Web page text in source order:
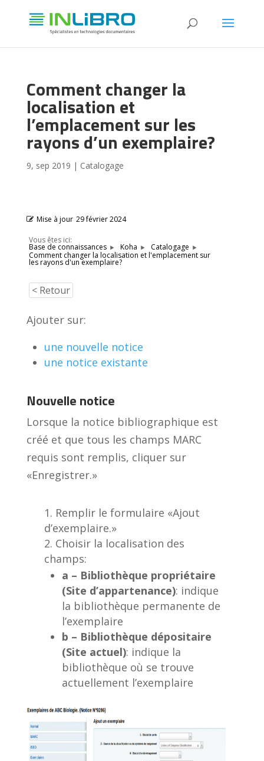
Comment changer la
localisation et
l’emplacement sur les
rayons d’un exemplaire?
9, sep 2019 | Catalogage
Mise à jour 29 février 2024
Vous êtes ici:
Base de connaissances Koha
Catalogage
Comment changer la localisation et l'emplacement sur
les rayons d'un exemplaire?
< Retour
Ajouter sur:
une nouvelle notice
une notice existante
Nouvelle notice
Lorsque la notice bibliographique est
créé et que tous les champs MARC
requis sont remplis, cliquer sur
«Enregistrer.»
Remplir le formulaire «Ajout
d’exemplaire.»
Choisir la localisation des
champs:
a – Bibliothèque propriétaire
(Site d’appartenance): indique
la bibliothèque permanente de
l’exemplaire
b – Bibliothèque dépositaire
(Site actuel): indique la
bibliothèque où se trouve
actuellement l’exemplaire